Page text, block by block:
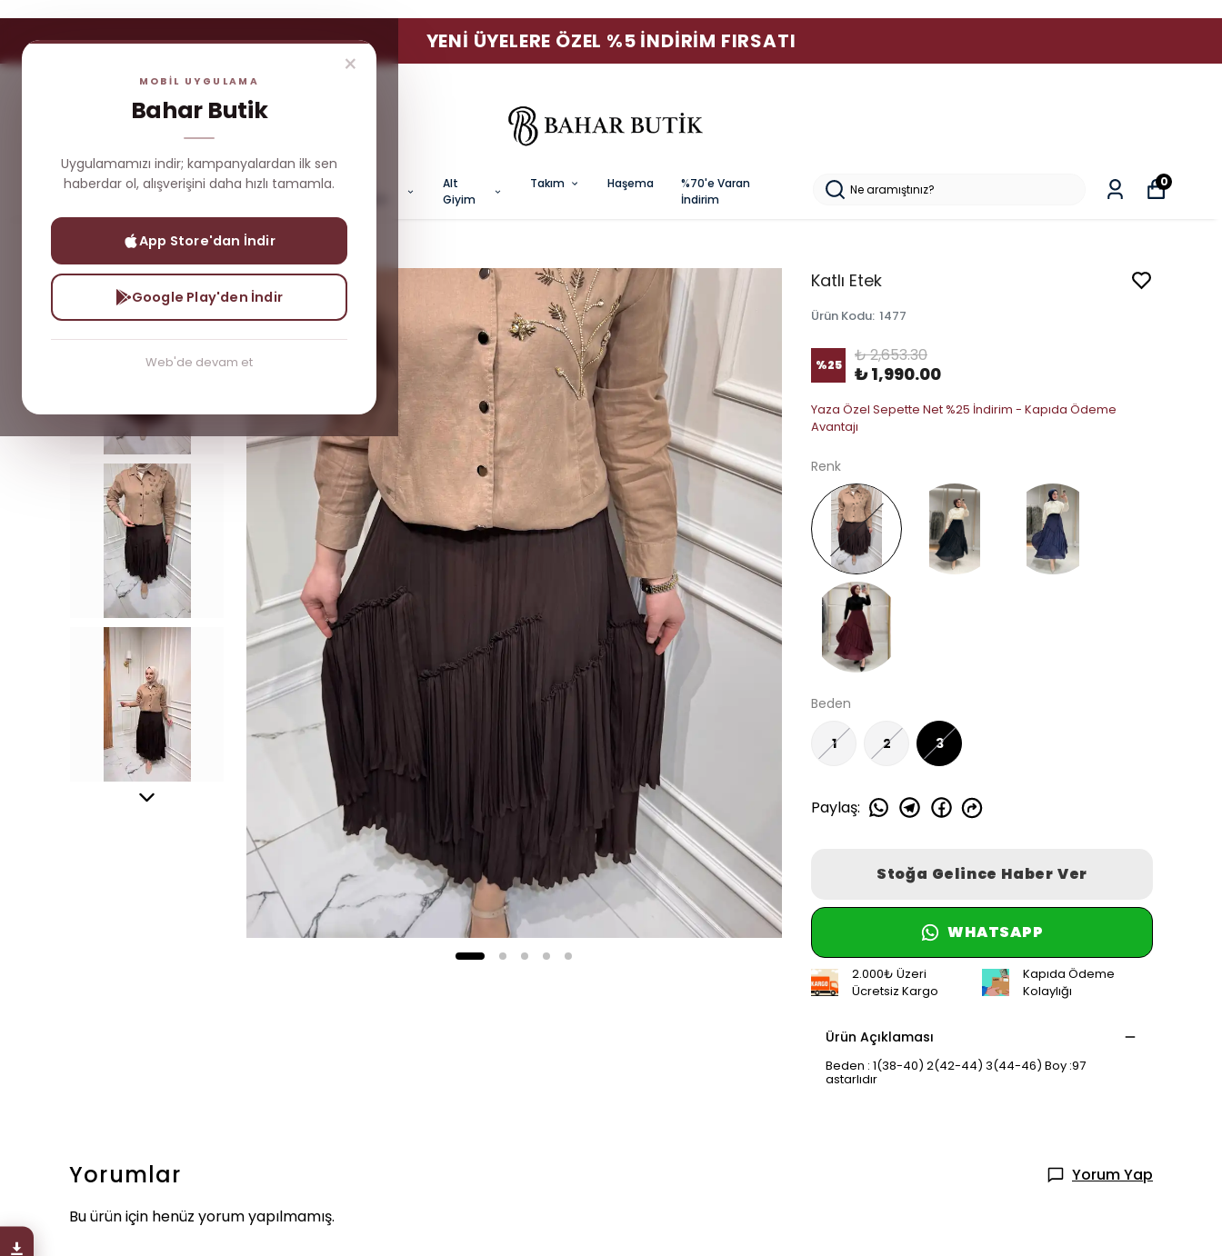
×
MOBİL UYGULAMA
Bahar Butik
Uygulamamızı indir; kampanyalardan ilk sen
haberdar ol, alışverişini daha hızlı tamamla.
App Store'dan İndir
Google Play'den İndir
Web'de devam et
YENI ÜYELERE ÖZEL %5 İNDIRIM FIRSATI
Yeni
Çok
Üst
Alt
Giyim
Takım Haşema
%70'e Varan
İndirim
0
Alt Giyim Katlı Etek
Katlı Etek
Ürün Kodu: 1477
%25 ₺ 2,653.30
₺ 1,990.00
Yaza Özel Sepette Net %25 İndirim - Kapıda Ödeme
Avantajı
Renk
Beden
1 2 3
Paylaş:
Stoğa Gelince Haber Ver
WHATSAPP
2.000₺ Üzeri
Ücretsiz Kargo
Kapıda Ödeme
Kolaylığı
Ürün Açıklaması
Beden : 1(38-40) 2(42-44) 3(44-46) Boy :97
astarlıdır
Yorumlar
Yorum Yap
Bu ürün için henüz yorum yapılmamış.